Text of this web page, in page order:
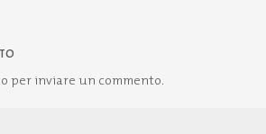
per inviare un commento.